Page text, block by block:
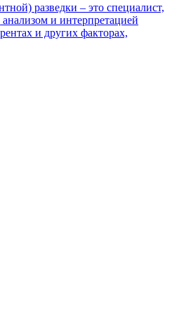
разведки – это специалист,
и интерпретацией
и других факторах,